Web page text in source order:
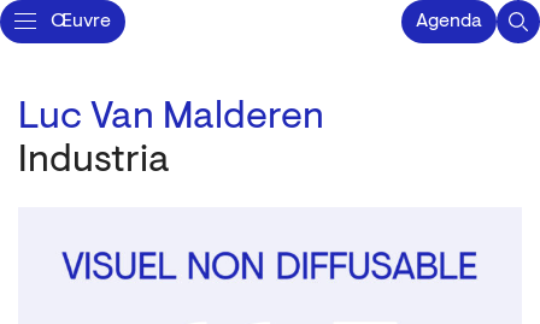
Œuvre Agenda
Luc Van Malderen
Industria